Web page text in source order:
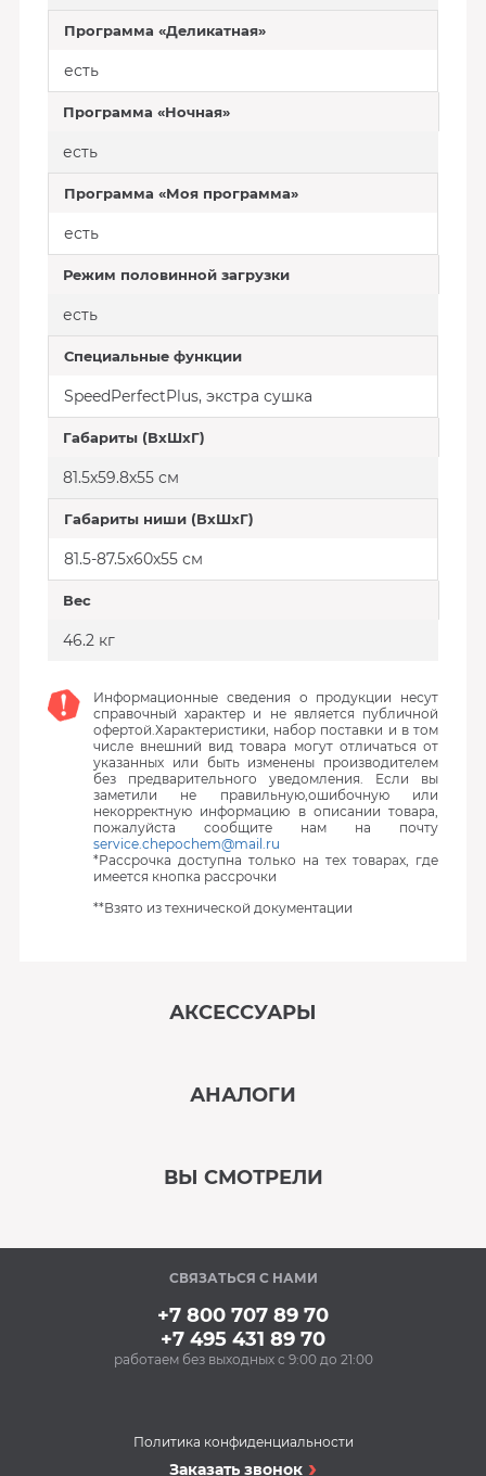
Программа «Деликатная»
есть
Программа «Ночная»
есть
Программа «Моя программа»
есть
Режим половинной загрузки
есть
Специальные функции
SpeedPerfectPlus, экстра сушка
Габариты (ВхШхГ)
81.5х59.8х55 см
Габариты ниши (ВхШхГ)
81.5-87.5х60х55 см
Вес
46.2 кг
Информационные сведения о продукции несут
справочный характер и не является публичной
офертой.Характеристики, набор поставки и в том
числе внешний вид товара могут отличаться от
указанных или быть изменены производителем
без предварительного уведомления. Если вы
заметили не правильную,ошибочную или
некорректную информацию в описании товара,
пожалуйста сообщите нам на почту
service.chepochem@mail.ru
*Рассрочка доступна только на тех товарах, где
имеется кнопка рассрочки
**Взято из технической документации
АКСЕССУАРЫ
машин BON BN-165
(500 мл)
АНАЛОГИ
ВЫ СМОТРЕЛИ
В наличии
СВЯЗАТЬСЯ С НАМИ
+7 800 707 89 70
+7 495 431 89 70
работаем без выходных с 9:00 до 21:00
Политика конфиденциальности
Заказать звонок